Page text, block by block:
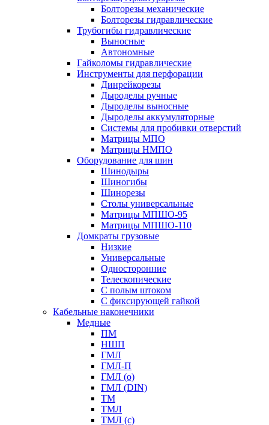
Болторезы механические
Болторезы гидравлические
Трубогибы гидравлические
Выносные
Автономные
Гайколомы гидравлические
Инструменты для перфорации
Динрейкорезы
Дыроделы ручные
Дыроделы выносные
Дыроделы аккумуляторные
Системы для пробивки отверстий
Матрицы МПО
Матрицы НМПО
Оборудование для шин
Шинодыры
Шиногибы
Шинорезы
Столы универсальные
Матрицы МПШО-95
Матрицы МПШО-110
Домкраты грузовые
Низкие
Универсальные
Односторонние
Телескопические
С полым штоком
С фиксирующей гайкой
Кабельные наконечники
Медные
ПМ
НШП
ГМЛ
ГМЛ-П
ГМЛ (о)
ГМЛ (DIN)
ТМ
ТМЛ
ТМЛ (с)